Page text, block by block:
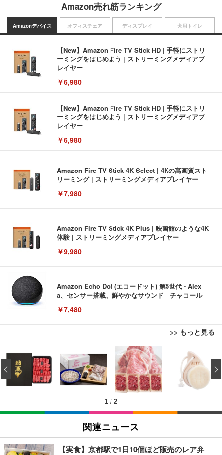
Amazon売れ筋ランキング
Amazonデバイス
【New】Amazon Fire TV Stick HD | 手軽にストリ
ーミングをはじめよう | ストリーミングメディアプ
レイヤー
￥6,980
【New】Amazon Fire TV Stick HD | 手軽にストリ
ーミングをはじめよう | ストリーミングメディアプ
レイヤー
￥6,980
Amazon Fire TV Stick 4K Select | 4Kの高画質スト
リーミング | ストリーミングメディアプレイヤー
￥7,980
Amazon Fire TV Stick 4K Plus | 映画館のような4K
体験 | ストリーミングメディアプレイヤー
￥9,980
Amazon Echo Dot (エコードット) 第5世代 - Alex
a、センサー搭載、鮮やかなサウンド｜チャコール
￥7,480
>> もっと見る
オフィスチェア
[EdoErgo] オフィスチェア 椅子 テレワーク 疲れな
い 跳ね上げ式アームレスト コンパクト 約105度ロッ
キング pc 事務椅子 360度回転 座面昇降 強化ナイロ
ン樹脂ベース 通気性メッシュ 在宅ワーク H-WY01
(黒網+黒枠+黒足)
￥5,699
SIHOO B100 オフィスチェア／デスクチェア メッシ
ュチェア 人間工学 疲れない ブラック
￥27,999
ディスプレイ
EIZO ビジネス向けプレミアムモニター | FlexScan
EV3240X-WT | 31.5型4K UHD・USB Type-C・ホワ
イト
￥105,595
EIZO ビジネス向けプレミアムモニター | FlexScan
￥109,572
犬用トイレ
Amazonベーシック ペットシーツ 薄型 レギュラー 1
回使い捨て 無香料 ホワイト 300枚
￥3,373
Amazonベーシック ペットシーツ 厚型 ワイド 42枚
x2袋(84枚) ホワイト(吸収面:ライトブルー)
￥3,234
1 / 2
‹
関連ニュース
【実食】京都駅で1日10個ほど販売のレア弁